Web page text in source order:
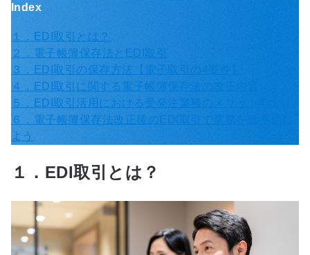
Index
１．EDI取引とは？
２．電子帳簿保存法とEDI取引
３．EDI取引の保存方法【電子取引の4要件】
４．EDI取引に関する電子帳簿保存法の改正内容
５．EDI取引活用における受発注業務のメリット4つ
６．電子帳簿保存法改正後のEDI取引で業務を効率化し
よう
１．EDI取引とは？